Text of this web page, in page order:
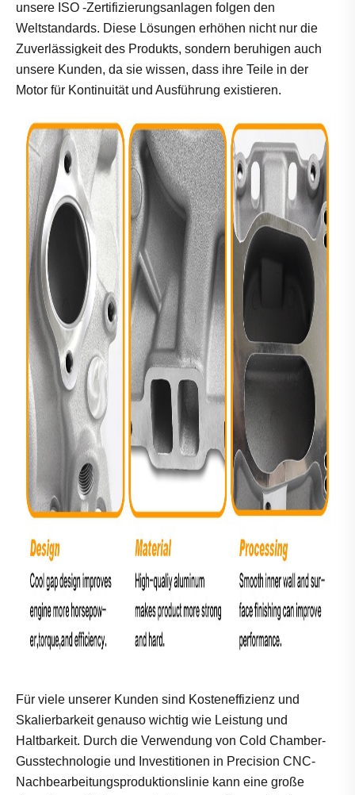
unsere ISO -Zertifizierungsanlagen folgen den
Weltstandards. Diese Lösungen erhöhen nicht nur die
Zuverlässigkeit des Produkts, sondern beruhigen auch
unsere Kunden, da sie wissen, dass ihre Teile in der
Motor für Kontinuität und Ausführung existieren.
Für viele unserer Kunden sind Kosteneffizienz und
Skalierbarkeit genauso wichtig wie Leistung und
Haltbarkeit. Durch die Verwendung von Cold Chamber-
Gusstechnologie und Investitionen in Precision CNC-
Nachbearbeitungsproduktionslinie kann eine große